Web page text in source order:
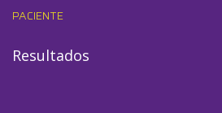
PACIENTE
Resultados